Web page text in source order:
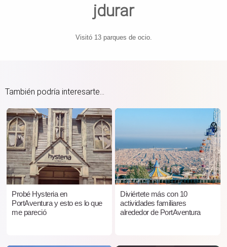
jdurar
Visitó 13 parques de ocio.
También podría interesarte...
Probé Hysteria en
PortAventura y esto es lo que
me pareció
Diviértete más con 10
actividades familiares
alrededor de PortAventura